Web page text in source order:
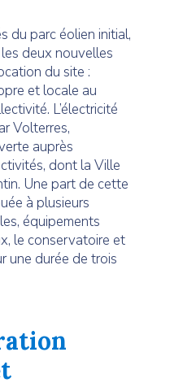
du parc éolien initial,
deux nouvelles
du site :
et locale au
L’électricité
Volterres,
auprès
dont la Ville
Une part de cette
à plusieurs
équipements
le conservatoire et
une durée de trois